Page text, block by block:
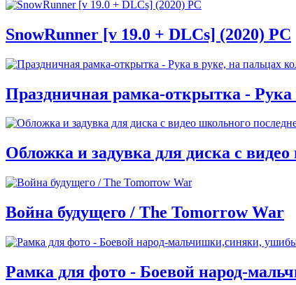
SnowRunner [v 19.0 + DLCs] (2020) PC
Праздничная рамка-открытка - Рука
Обложка и задувка для диска с
Война будущего / The Tomorrow War
Рамка для фото - Боевой народ-